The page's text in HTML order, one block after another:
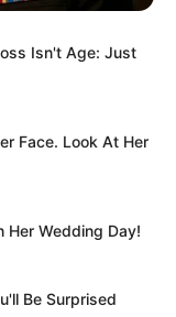
jövőben
eddig
sem
a politikába
rész is
Isn't Age: Just
Face. Look At Her
Her Wedding Day!
Be Surprised